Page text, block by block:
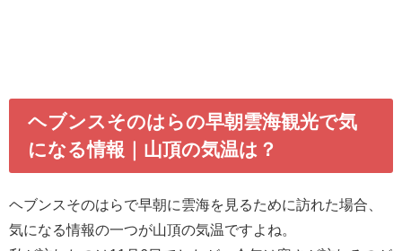
ヘブンスそのはらの早朝雲海観光で気
になる情報｜山頂の気温は？
ヘブンスそのはらで早朝に雲海を見るために訪れた場合、
気になる情報の一つが山頂の気温ですよね。